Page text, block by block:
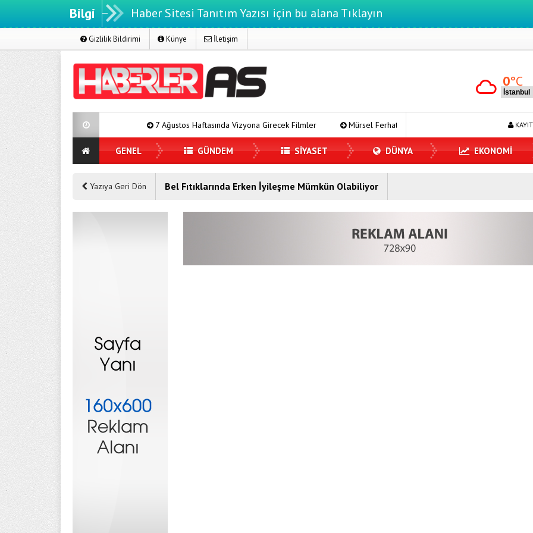
Bilgi Haber Sitesi Tanıtım Yazısı için bu alana Tıklayın
Gizlilik Bildirimi Künye İletişim
0°C
7 Ağustos Haftasında Vizyona Girecek Filmler Mürsel Ferhat Sağlam Tek Rumeli Tv’de Marka Atölyesi
GENEL GÜNDEM SİYASET DÜNYA EKONOMİ
Yazıya Geri Dön Bel Fıtıklarında Erken İyileşme Mümkün Olabiliyor